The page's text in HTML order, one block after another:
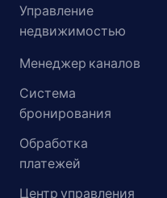
Управление
недвижимостью
Менеджер каналов
Система
бронирования
Обработка
платежей
Центр управления